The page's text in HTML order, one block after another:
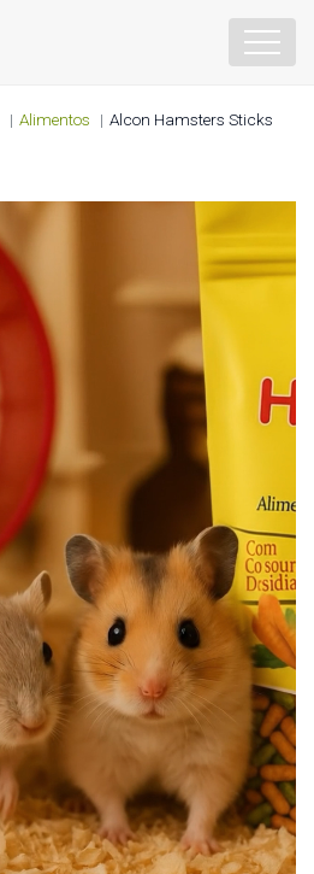
Alimentos Alcon Hamsters Sticks